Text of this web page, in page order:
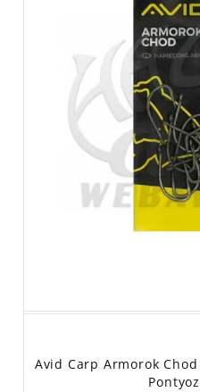
Avid Carp Armorok